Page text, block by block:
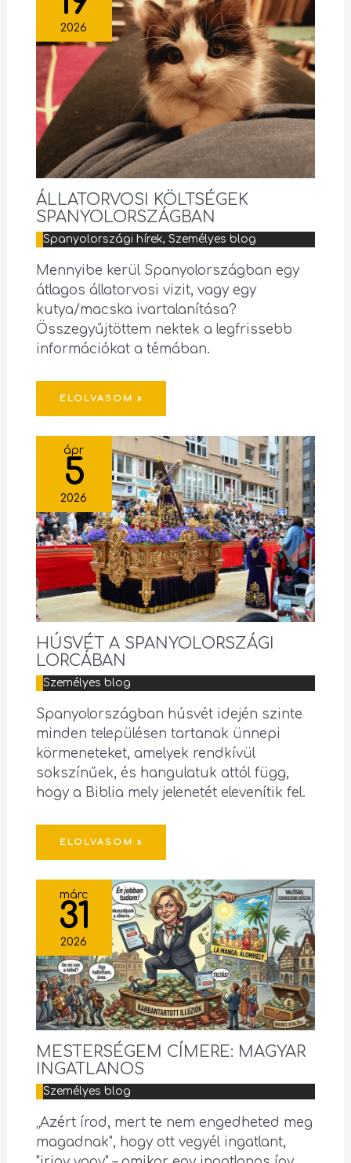
2026
ÁLLATORVOSI KÖLTSÉGEK
SPANYOLORSZÁGBAN
Spanyolországi hírek, Személyes blog
Mennyibe kerül Spanyolországban egy
átlagos állatorvosi vizit, vagy egy
kutya/macska ivartalanítása?
Összegyűjtöttem nektek a legfrissebb
információkat a témában.
ELOLVASOM »
ápr
5
2026
HÚSVÉT A SPANYOLORSZÁGI
LORCÁBAN
Személyes blog
Spanyolországban húsvét idején szinte
minden településen tartanak ünnepi
körmeneteket, amelyek rendkívül
sokszínűek, és hangulatuk attól függ,
hogy a Biblia mely jelenetét elevenítik fel.
ELOLVASOM »
márc
31
2026
MESTERSÉGEM CÍMERE: MAGYAR
INGATLANOS
Személyes blog
„Azért írod, mert te nem engedheted meg
magadnak", hogy ott vegyél ingatlant,